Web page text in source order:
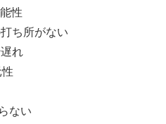
性
ち所がない
れ
ない